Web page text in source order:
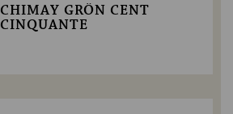
CHIMAY GRÖN CENT
CINQUANTE